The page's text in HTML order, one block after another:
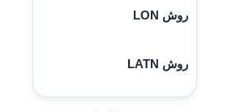
روش LON
روش LATN